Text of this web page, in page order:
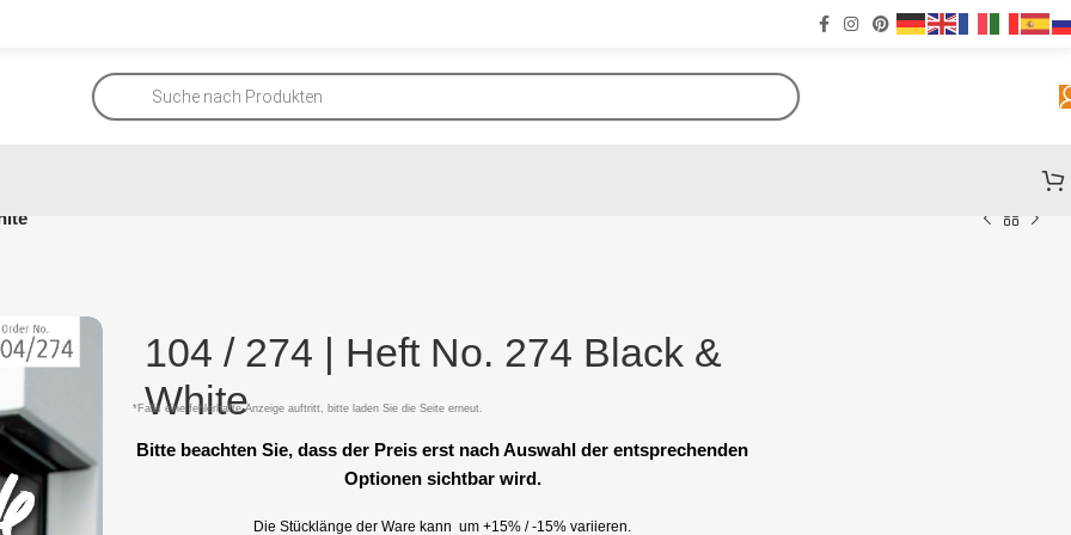
104 / 274 | Heft No. 274 Black &
White
*Falls eine fehlerhafte Anzeige auftritt, bitte laden Sie die Seite erneut.
Bitte beachten Sie, dass der Preis erst nach Auswahl der entsprechenden
Optionen sichtbar wird.
Die Stücklänge der Ware kann um +15% / -15% variieren.